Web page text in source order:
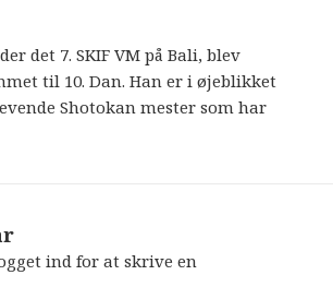
det 7. SKIF VM på Bali, blev
til 10. Dan. Han er i øjeblikket
Shotokan mester som har
ind for at skrive en